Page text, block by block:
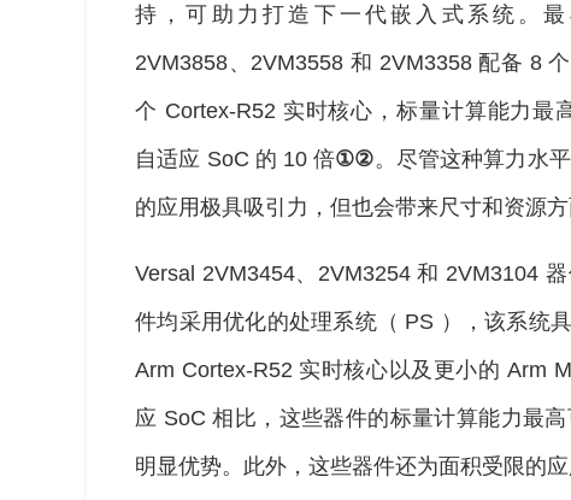
持，可助力打造下一代嵌入式系统。
2VM3858、2VM3558 和 2VM3358 配备 8
个 Cortex-R52 实时核心，标量计算能力最
自适应 SoC 的 10 倍①②。尽管这种算力水
的应用极具吸引力，但也会带来尺寸和资源
Versal 2VM3454、2VM3254 和 2VM3104
件均采用优化的处理系统（ PS ），该系统
Arm Cortex-R52 实时核心以及更小的 Arm
应 SoC 相比，这些器件的标量计算能力最
明显优势。此外，这些器件还为面积受限的